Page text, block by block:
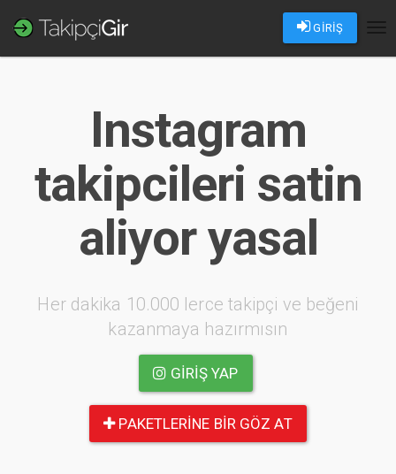
GİRİŞ
Instagram
takipcileri satin
aliyor yasal
Her dakika 10.000 lerce takipçi ve beğeni
kazanmaya hazırmısın
GIRIŞ YAP
PAKETLERINE BIR GÖZ AT